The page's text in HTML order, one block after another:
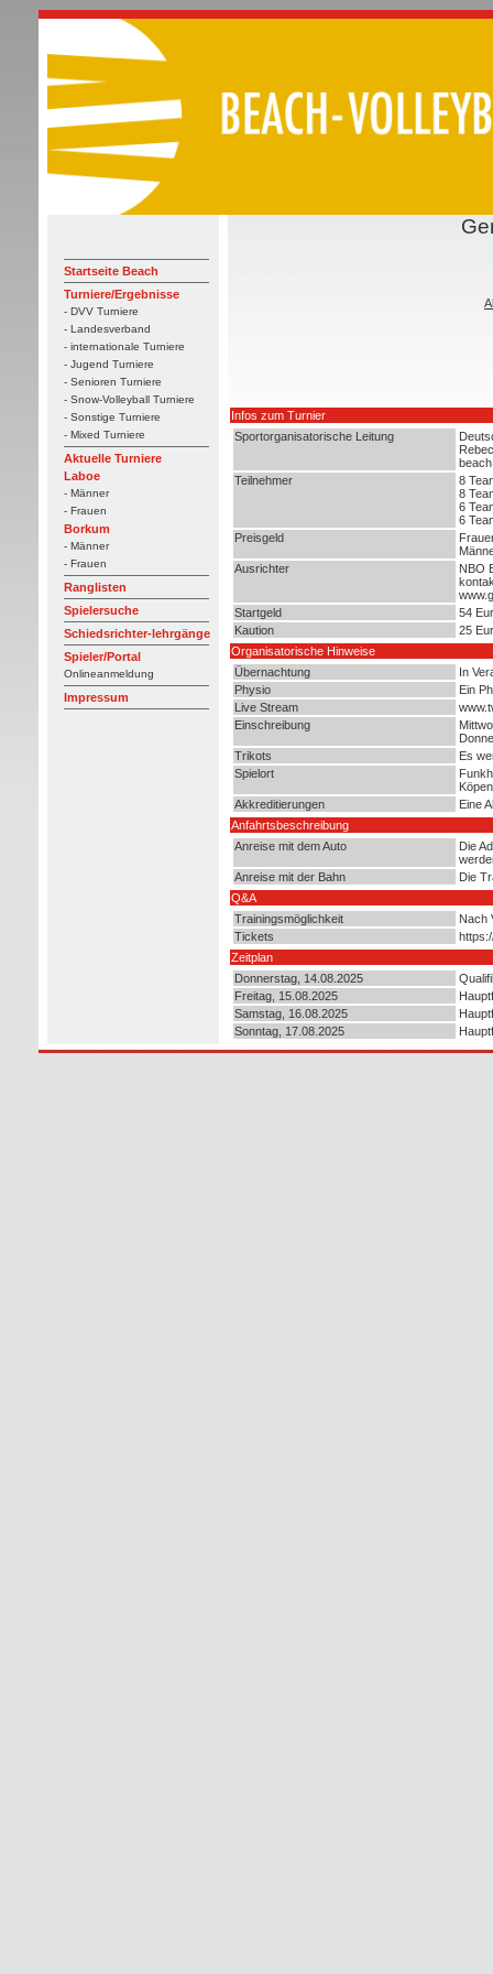
Startseite Beach
Turniere/Ergebnisse
- DVV Turniere
- Landesverband
- internationale Turniere
- Jugend Turniere
- Senioren Turniere
- Snow-Volleyball Turniere
- Sonstige Turniere
- Mixed Turniere
Aktuelle Turniere
Laboe
- Männer
- Frauen
Borkum
- Männer
- Frauen
Ranglisten
Spielersuche
Schiedsrichter-lehrgänge
Spieler/Portal
Onlineanmeldung
Impressum
Infos zum Turnier
Sportorganisatorische Leitung
Teilnehmer
8
8
6
6
Preisgeld
Ausrichter
NBO
Startgeld
54
Kaution
25
Organisatorische Hinweise
Übernachtung
In
Physio
Ein
Live Stream
Einschreibung
Trikots
Es
Spielort
Akkreditierungen
Eine
Anfahrtsbeschreibung
Anreise mit dem Auto
Die
Anreise mit der Bahn
Die
Q&A
Trainingsmöglichkeit
Nach
Tickets
Zeitplan
Donnerstag, 14.08.2025
Freitag, 15.08.2025
Samstag, 16.08.2025
Sonntag, 17.08.2025